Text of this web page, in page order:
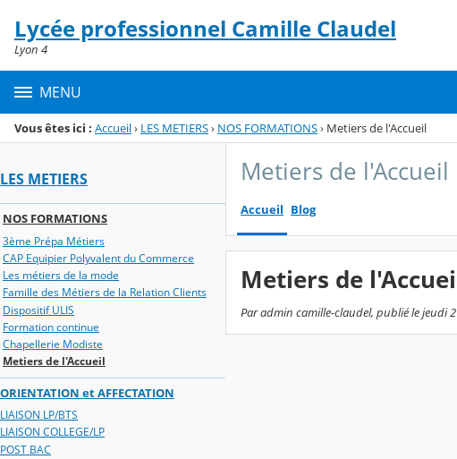
Menu de la rubrique
Contenu
Lycée professionnel Camille Claudel
Lyon 4
MENU
Vous êtes ici : Accueil› LES METIERS› NOS FORMATIONS› Metiers de l'Accueil
LES METIERS
NOS FORMATIONS
3ème Prépa Métiers
CAP Equipier Polyvalent du Commerce
Les métiers de la mode
Famille des Métiers de la Relation Clients
Dispositif ULIS
Formation continue
Chapellerie Modiste
Metiers de l'Accueil
ORIENTATION et AFFECTATION
LIAISON LP/BTS
LIAISON COLLEGE/LP
POST BAC
Metiers de l'Accueil
Accueil Blog
Metiers de
Par admin camille-claudel, publié le jeudi